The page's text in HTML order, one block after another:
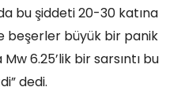
bu şiddeti 20-30 katına
beşerler büyük bir panik
6.25’lik bir sarsıntı bu
dedi.